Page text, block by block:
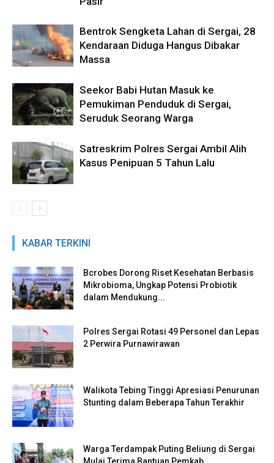
Bentrok Sengketa Lahan di Sergai, 28
Kendaraan Diduga Hangus Dibakar
Massa
Seekor Babi Hutan Masuk ke
Pemukiman Penduduk di Sergai,
Seruduk Seorang Warga
Satreskrim Polres Sergai Ambil Alih
Kasus Penipuan 5 Tahun Lalu
KABAR TERKINI
Bcrobes Dorong Riset Kesehatan Berbasis
Mikrobioma, Ungkap Potensi Probiotik
dalam Mendukung...
Polres Sergai Rotasi 49 Personel dan Lepas
2 Perwira Purnawirawan
Walikota Tebing Tinggi Apresiasi Penurunan
Stunting dalam Beberapa Tahun Terakhir
Warga Terdampak Puting Beliung di Sergai